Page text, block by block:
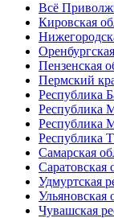
Всё
Кировская
Пензенская
Пермский
Республика
Республика
Республика
Республика
Самарская
Саратовская
Удмуртская
Ульяновская
Чувашская